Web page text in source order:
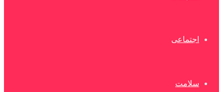
اجتماعی
سلامت